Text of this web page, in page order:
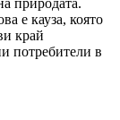
природата.
е кауза, която
край
потребители в